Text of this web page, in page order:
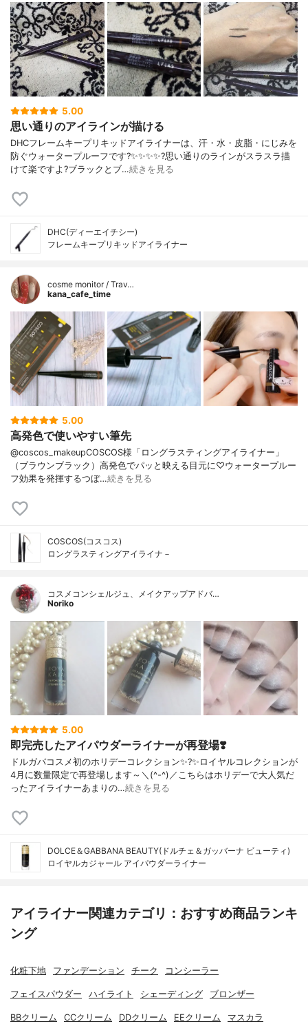
5.00
思い通りのアイラインが描ける
DHCフレームキープリキッドアイライナーは、汗・水・皮脂・にじみを
防ぐウォータープルーフです?✨✨✨✨?️思い通りのラインがスラスラ描
けて楽ですよ?ブラックとブ…続きを見る
DHC(ディーエイチシー)
フレームキープリキッドアイライナー
cosme monitor / Trav…
kana_cafe_time
5.00
高発色で使いやすい筆先
@coscos_makeupCOSCOS様「ロングラスティングアイライナー」
（ブラウンブラック）高発色でパッと映える目元に♡ウォータープルー
フ効果を発揮するつぼ…続きを見る
COSCOS(コスコス)
ロングラスティングアイライナ－
コスメコンシェルジュ、メイクアップアドバ…
Noriko
5.00
即完売したアイパウダーライナーが再登場❣️
ドルガバコスメ初のホリデーコレクション✨?✨ロイヤルコレクションが
4月に数量限定で再登場します～＼(^-^)／こちらはホリデーで大人気だ
ったアイライナーあまりの…続きを見る
DOLCE＆GABBANA BEAUTY(ドルチェ＆ガッバーナ ビューティ)
ロイヤルカジャール アイパウダーライナー
アイライナー関連カテゴリ：おすすめ商品ランキ
ング
化粧下地 ファンデーション チーク コンシーラー
フェイスパウダー ハイライト シェーディング ブロンザー
BBクリーム CCクリーム DDクリーム EEクリーム マスカラ